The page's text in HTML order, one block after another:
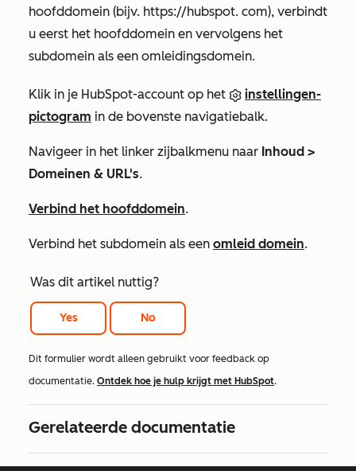
hoofddomein (bijv. https://hubspot. com), verbindt
u eerst het hoofddomein en vervolgens het
subdomein als een omleidingsdomein.
Klik in je HubSpot-account op het
instellingen-
pictogram in de bovenste navigatiebalk.
Navigeer in het linker zijbalkmenu naar Inhoud >
Domeinen & URL's.
Verbind het hoofddomein.
Verbind het subdomein als een omleid domein.
Was dit artikel nuttig?
Yes No
Dit formulier wordt alleen gebruikt voor feedback op
documentatie. Ontdek hoe je hulp krijgt met HubSpot.
Gerelateerde documentatie